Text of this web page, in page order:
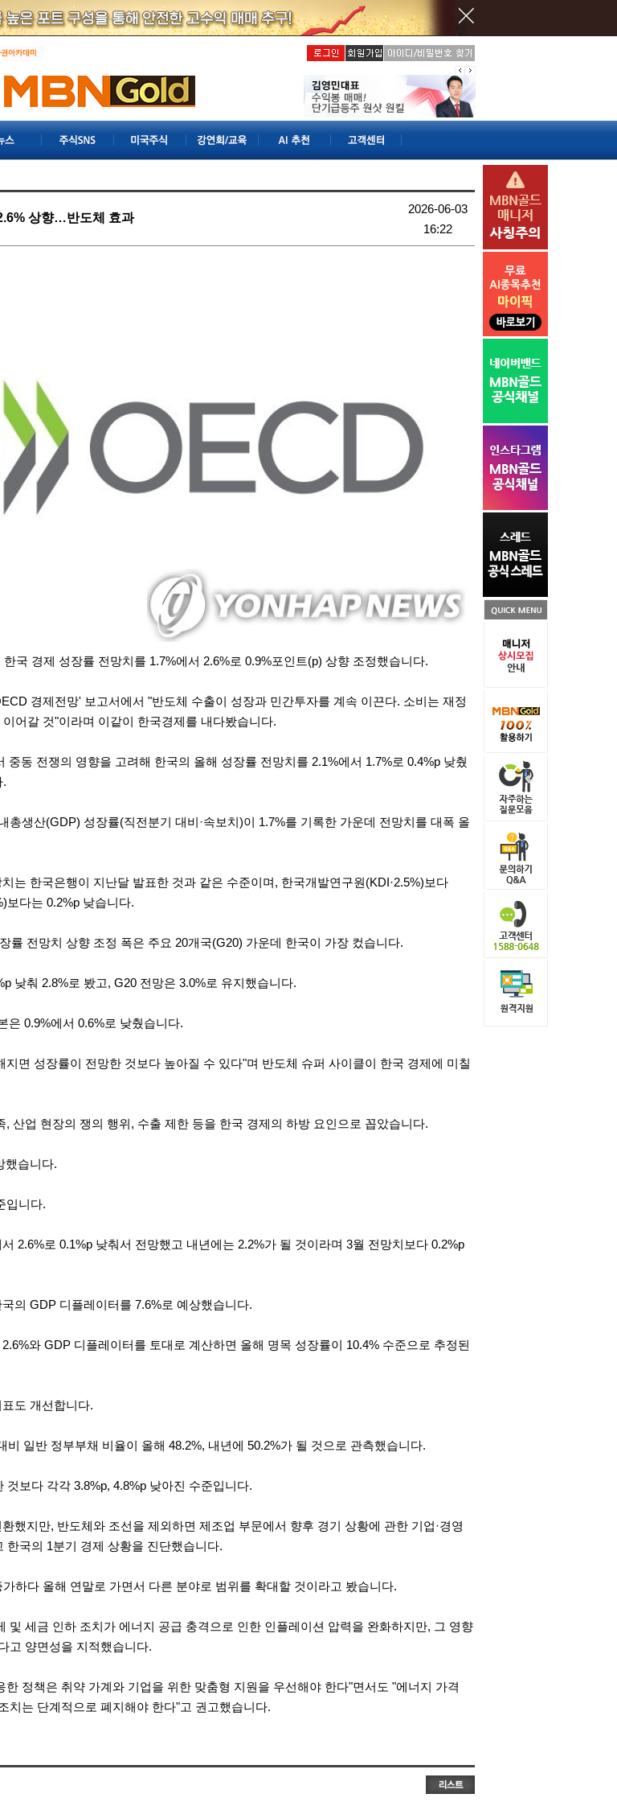
상향…반도체 효과
2026-06-03
16:22
국 경제 성장률 전망치를 1.7%에서 2.6%로 0.9%포인트(p) 상향 조정했습니다.
경제전망' 보고서에서 "반도체 수출이 성장과 민간투자를 계속 이끈다. 소비는 재정
어갈 것"이라며 이같이 한국경제를 내다봤습니다.
중동 전쟁의 영향을 고려해 한국의 올해 성장률 전망치를 2.1%에서 1.7%로 0.4%p 낮췄
.
총생산(GDP) 성장률(직전분기 대비·속보치)이 1.7%를 기록한 가운데 전망치를 대폭 올
는 한국은행이 지난달 발표한 것과 같은 수준이며, 한국개발연구원(KDI·2.5%)보다
보다는 0.2%p 낮습니다.
률 전망치 상향 조정 폭은 주요 20개국(G20) 가운데 한국이 가장 컸습니다.
낮춰 2.8%로 봤고, G20 전망은 3.0%로 유지했습니다.
은 0.9%에서 0.6%로 낮췄습니다.
면 성장률이 전망한 것보다 높아질 수 있다"며 반도체 슈퍼 사이클이 한국 경제에 미칠
, 산업 현장의 쟁의 행위, 수출 제한 등을 한국 경제의 하방 요인으로 꼽았습니다.
했습니다.
입니다.
2.6%로 0.1%p 낮춰서 전망했고 내년에는 2.2%가 될 것이라며 3월 전망치보다 0.2%p
의 GDP 디플레이터를 7.6%로 예상했습니다.
와 GDP 디플레이터를 토대로 계산하면 올해 명목 성장률이 10.4% 수준으로 추정된
도 개선합니다.
일반 정부부채 비율이 올해 48.2%, 내년에 50.2%가 될 것으로 관측했습니다.
것보다 각각 3.8%p, 4.8%p 낮아진 수준입니다.
했지만, 반도체와 조선을 제외하면 제조업 부문에서 향후 경기 상황에 관한 기업·경영
한국의 1분기 경제 상황을 진단했습니다.
하다 올해 연말로 가면서 다른 분야로 범위를 확대할 것이라고 봤습니다.
및 세금 인하 조치가 에너지 공급 충격으로 인한 인플레이션 압력을 완화하지만, 그 영향
고 양면성을 지적했습니다.
정책은 취약 가계와 기업을 위한 맞춤형 지원을 우선해야 한다"면서도 "에너지 가격
치는 단계적으로 폐지해야 한다"고 권고했습니다.